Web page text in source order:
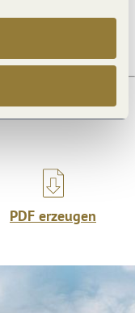
PDF erzeugen